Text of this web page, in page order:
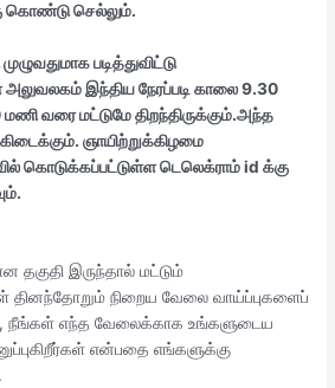
கொண்டு செல்லும்.
படித்துவிட்டு
இந்திய நேரப்படி காலை 9.30
வரை மட்டுமே திறந்திருக்கும்.அந்த
ஞாயிற்றுக்கிழமை
கொடுக்கப்பட்டுள்ள டெலெக்ராம் id க்கு
தகுதி இருந்தால் மட்டும்
தினந்தோறும் நிறைய வேலை வாய்ப்புகளைப்
நீங்கள் எந்த வேலைக்காக உங்களுடைய
என்பதை எங்களுக்கு